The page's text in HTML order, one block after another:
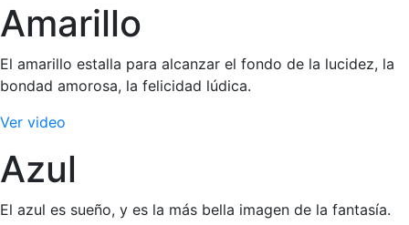
Amarillo
El amarillo estalla para alcanzar el fondo de la lucidez, la
bondad amorosa, la felicidad lúdica.
Ver video
Azul
El azul es sueño, y es la más bella imagen de la fantasía.